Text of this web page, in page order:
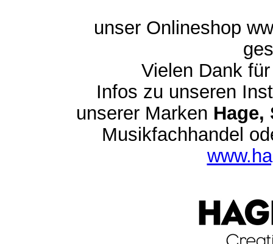
unser Onlineshop
Vielen Dank
Infos zu unseren
unserer Marken Hage,
Musikfachhandel